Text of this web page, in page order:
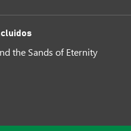
the Sands of Eternity